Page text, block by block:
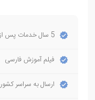
5 سال خدمات پس از فروش
فیلم آموزش فارسی
ارسال به سراسر کشور